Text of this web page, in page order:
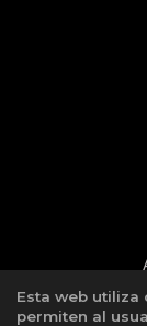
Esta web utiliza
permiten al